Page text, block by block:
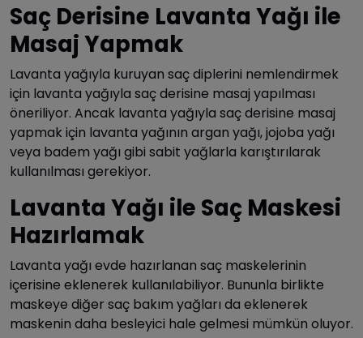
Saç Derisine Lavanta Yağı ile
Masaj Yapmak
Lavanta yağıyla kuruyan saç diplerini nemlendirmek
için lavanta yağıyla saç derisine masaj yapılması
öneriliyor. Ancak lavanta yağıyla saç derisine masaj
yapmak için lavanta yağının argan yağı, jojoba yağı
veya badem yağı gibi sabit yağlarla karıştırılarak
kullanılması gerekiyor.
Lavanta Yağı ile Saç Maskesi
Hazırlamak
Lavanta yağı evde hazırlanan saç maskelerinin
içerisine eklenerek kullanılabiliyor. Bununla birlikte
maskeye diğer saç bakım yağları da eklenerek
maskenin daha besleyici hale gelmesi mümkün oluyor.